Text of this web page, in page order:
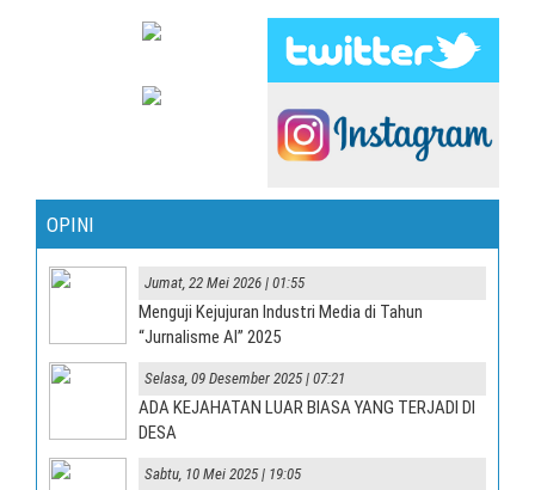
OPINI
Jumat, 22 Mei 2026 | 01:55
Menguji Kejujuran Industri Media di Tahun
“Jurnalisme AI” 2025
Selasa, 09 Desember 2025 | 07:21
ADA KEJAHATAN LUAR BIASA YANG TERJADI DI
DESA
Sabtu, 10 Mei 2025 | 19:05